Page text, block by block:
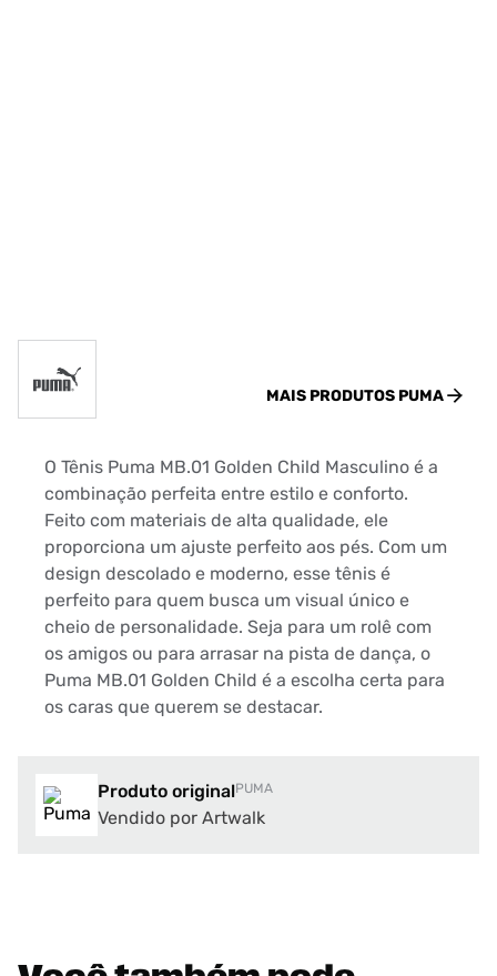
MAIS PRODUTOS PUMA
O Tênis Puma MB.01 Golden Child Masculino é a
combinação perfeita entre estilo e conforto.
Feito com materiais de alta qualidade, ele
proporciona um ajuste perfeito aos pés. Com um
design descolado e moderno, esse tênis é
perfeito para quem busca um visual único e
cheio de personalidade. Seja para um rolê com
os amigos ou para arrasar na pista de dança, o
Puma MB.01 Golden Child é a escolha certa para
os caras que querem se destacar.
Produto originalPUMA
Vendido por Artwalk